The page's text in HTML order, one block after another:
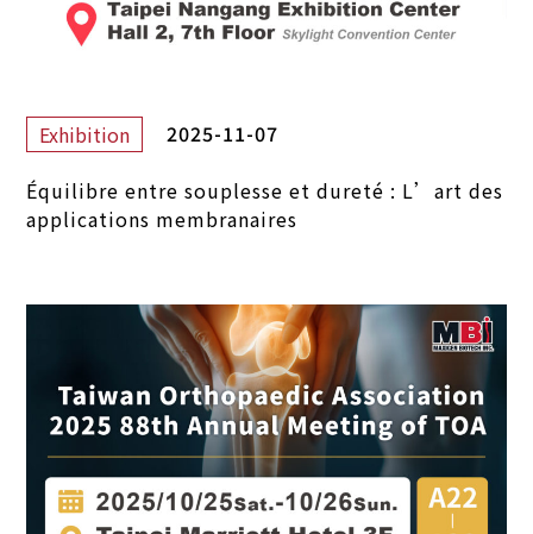
Exhibition
2025-11-07
Équilibre entre souplesse et dureté : L’art des
applications membranaires